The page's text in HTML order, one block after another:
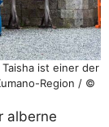
ist einer der
Region / ©
alberne